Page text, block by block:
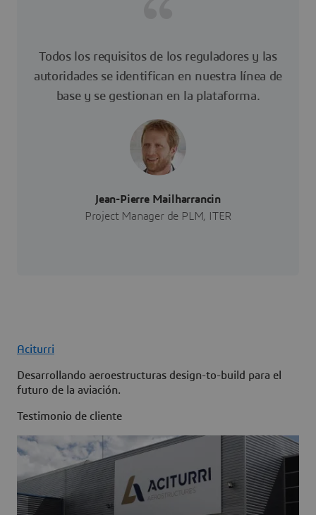
Todos los requisitos de los reguladores y las
autoridades se identifican en nuestra línea de
base y se gestionan en la plataforma.
Jean-Pierre Mailharrancin
Project Manager de PLM, ITER
Aciturri
Desarrollando aeroestructuras design-to-build para el
futuro de la aviación.
Testimonio de cliente